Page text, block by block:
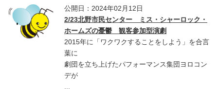
公開日：2024年02月12日
2/23北野市民センター ミス・シャーロック・
ホームズの憂鬱 観客参加型演劇
2015年に「ワクワクすることをしよう」を合言
葉に
劇団を立ち上げたパフォーマンス集団ヨロコン
デが